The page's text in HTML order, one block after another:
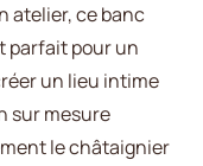
atelier, ce banc
parfait pour un
un lieu intime
sur mesure
le châtaignier